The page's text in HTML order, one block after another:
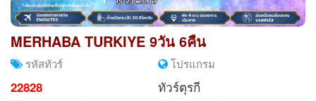
MERHABA TURKIYE 9วัน 6คืน
รหัสทัวร์
22828
โปรแกรม
ทัวร์ตุรกี